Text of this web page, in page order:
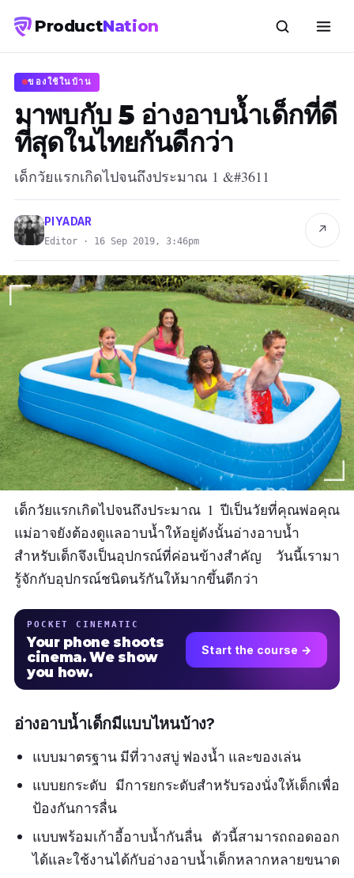
ProductNation
ของใช้ในบ้าน
มาพบกับ 5 อ่างอาบน้ำเด็กที่ดี
ที่สุดในไทยกันดีกว่า
เด็กวัยแรกเกิดไปจนถึงประมาณ 1 &#3611
PIYADAR
Editor · 16 Sep 2019, 3:46pm
↗
เด็กวัยแรกเกิดไปจนถึงประมาณ 1 ปีเป็นวัยที่คุณพ่อคุณ
แม่อาจยังต้องดูแลอาบน้ำให้อยู่ดังนั้นอ่างอาบน้ำ
สำหรับเด็กจึงเป็นอุปกรณ์ที่ค่อนข้างสำคัญ วันนี้เรามา
รู้จักกับอุปกรณ์ชนิดนร้กันให้มากขึ้นดีกว่า
POCKET CINEMATIC
Your phone shoots
cinema. We show
you how.
Start the course →
อ่างอาบน้ำเด็กมีแบบไหนบ้าง?
แบบมาตรฐาน มีที่วางสบู่ ฟองน้ำ และของเล่น
แบบยกระดับ มีการยกระดับสำหรับรองนั่งให้เด็กเพื่อ
ป้องกันการลื่น
แบบพร้อมเก้าอี้อาบน้ำกันลื่น ตัวนี้สามารถถอดออก
ได้และใช้งานได้กับอ่างอาบน้ำเด็กหลากหลายขนาด